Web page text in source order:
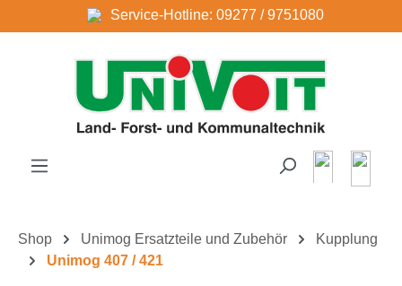
Zum Hauptinhalt springenService-Hotline: 09277 / 9751080
Shop Unimog Ersatzteile und Zubehör
Kupplung
Unimog 407 / 421